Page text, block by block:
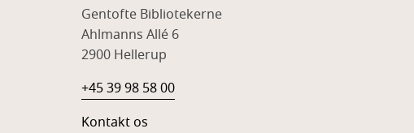
Gentofte Bibliotekerne
Ahlmanns Allé 6
2900 Hellerup
+45 39 98 58 00
Kontakt os